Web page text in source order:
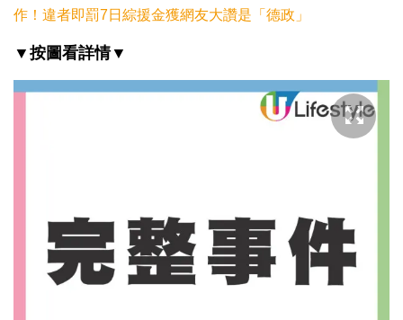
作！違者即罰7日綜援金獲網友大讚是「德政」
▼按圖看詳情▼